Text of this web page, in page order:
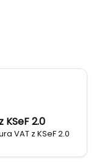
2.0
VAT z KSeF 2.0